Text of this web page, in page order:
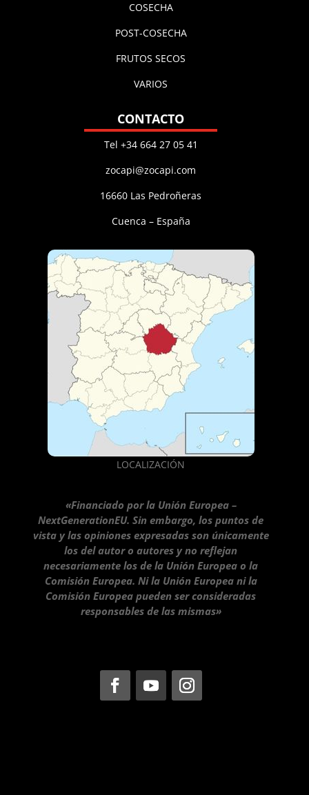
COSECHA
POST-COSECHA
FRUTOS SECOS
VARIOS
CONTACTO
Tel +34 664 27 05 41
zocapi@zocapi.com
16660 Las Pedroñeras
Cuenca – España
LOCALIZACIÓN
«Financiado por la Unión Europea –
NextGenerationEU. Sin embargo, los puntos de
vista y las opiniones expresadas son únicamente
los del autor o autores y no reflejan
necesariamente los de la Unión Europea o la
Comisión Europea. Ni la Unión Europea ni la
Comisión Europea pueden ser consideradas
responsables de las mismas»